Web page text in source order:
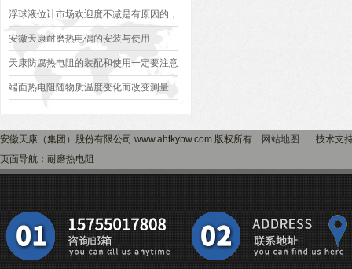
浮球液位计市场欢迎度不减是有原因的，
好用，选购也不难
安徽天康耐磨热电偶的安装与使用
天康防腐热电阻的装配和使用一定要注意
这些
端面热电阻随物质温度变化而改变测量
安徽天康（集团）股份有限公司 www.ahtkybw.com 版权所有 网站地图
技术支
页面导航：耐磨热电阻